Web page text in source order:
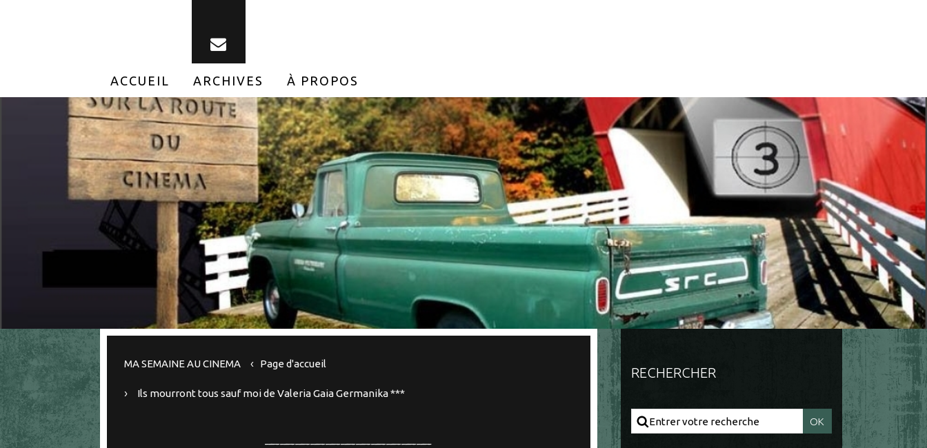
ACCUEIL ARCHIVES À PROPOS
MA SEMAINE AU CINEMA Page d'accueil
Ils mourront tous sauf moi de Valeria Gaia Germanika ***
RECHERCHER